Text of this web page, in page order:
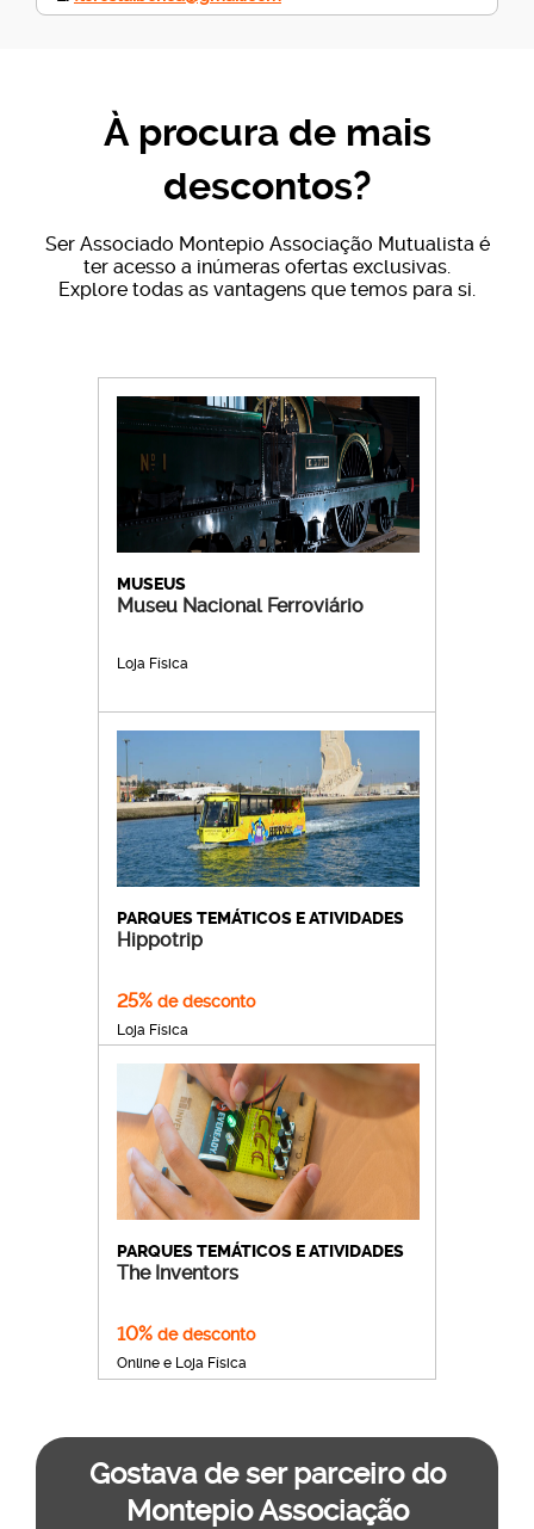
À procura de mais
descontos?
Ser Associado Montepio Associação Mutualista é
ter acesso a inúmeras ofertas exclusivas.
Explore todas as vantagens que temos para si.
MUSEUS
Museu Nacional Ferroviário
Loja Física
PARQUES TEMÁTICOS E ATIVIDADES
Hippotrip
25% de desconto
Loja Física
PARQUES TEMÁTICOS E ATIVIDADES
The Inventors
10% de desconto
Online e Loja Física
Gostava de ser parceiro do
Montepio Associação